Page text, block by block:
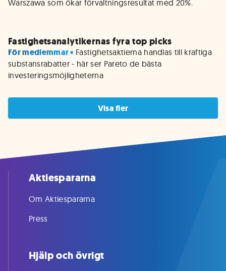
Warszawa som ökar förvaltningsresultat med 20%.
Fastighetsanalytikernas fyra top picks
För medlemmar • Fastighetsaktierna handlas till kraftiga
substansrabatter - här ser Pareto de bästa
investeringsmöjligheterna
Visa fler
Aktiespararna
Om Aktiespararna
Press
Hjälp och övrigt